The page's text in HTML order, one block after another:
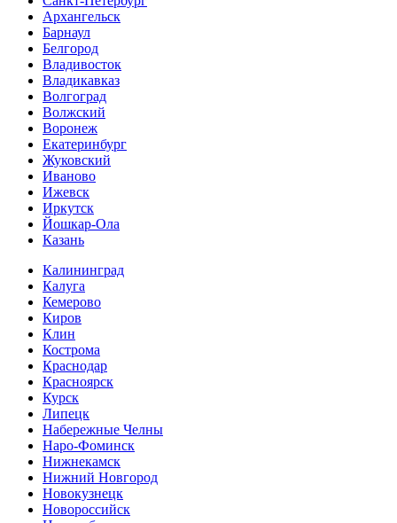
Архангельск
Барнаул
Белгород
Владивосток
Владикавказ
Волгоград
Волжский
Воронеж
Екатеринбург
Жуковский
Иваново
Ижевск
Иркутск
Йошкар-Ола
Казань
Калининград
Калуга
Кемерово
Киров
Клин
Кострома
Краснодар
Красноярск
Курск
Липецк
Набережные Челны
Наро-Фоминск
Нижнекамск
Нижний Новгород
Новокузнецк
Новороссийск